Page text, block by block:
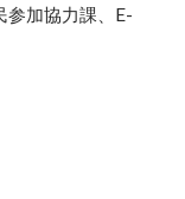
参加協力課、E-